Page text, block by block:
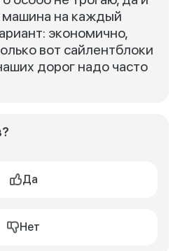
машина на каждый
экономично,
вот сайлентблоки
дорог надо часто
Да
Нет